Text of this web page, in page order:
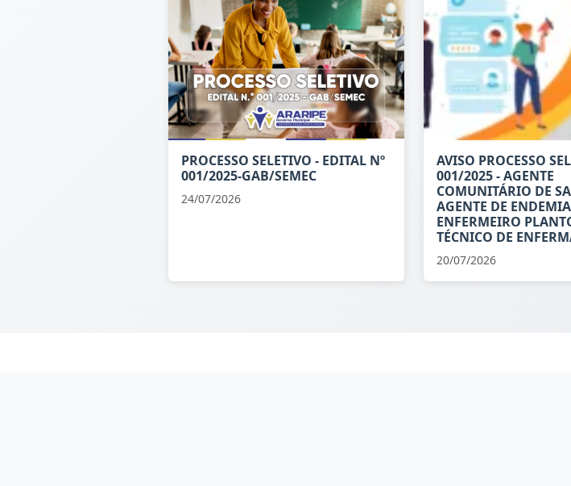
PROCESSO SELETIVO - EDITAL Nº
001/2025-GAB/SEMEC
24/07/2026
AVISO PROCESSO
001/2025 - AGENTE
COMUNITÁRIO DE
AGENTE DE
ENFERMEIRO
TÉCNICO DE
20/07/2026